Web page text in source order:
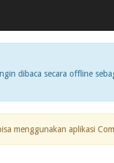
dibaca secara offline
menggunakan aplikasi